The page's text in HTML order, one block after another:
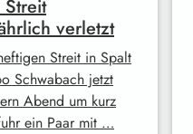
verletzt
Streit in Spalt
Schwabach jetzt
Abend um kurz
ein Paar mit …